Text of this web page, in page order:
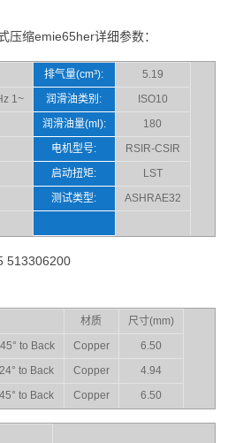
压缩emie65her详细参数：
排气量(cm³):
5.19
1~ 润滑油类别:
ISO10
润滑油量(ml):
180
电机型号:
RSIR-CSIR
启动扭矩:
LST
测试类型:
ASHRAE32
513306200
材质
尺寸(mm)
to Back Copper
6.50
to Back Copper
4.94
to Back Copper 6.50